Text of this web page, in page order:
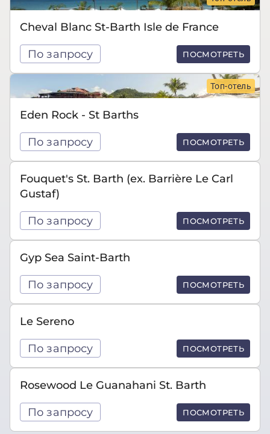
Cheval Blanc St-Barth Isle de France
По запросу ПОСМОТРЕТЬ
Топ-отель
Eden Rock - St Barths
По запросу ПОСМОТРЕТЬ
Fouquet's St. Barth (ex. Barrière Le Carl
Gustaf)
По запросу ПОСМОТРЕТЬ
Gyp Sea Saint-Barth
По запросу ПОСМОТРЕТЬ
Le Sereno
По запросу ПОСМОТРЕТЬ
Rosewood Le Guanahani St. Barth
По запросу ПОСМОТРЕТЬ